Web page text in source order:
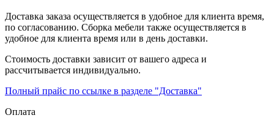
Доставка заказа осуществляется в удобное для клиента время,
по согласованию. Сборка мебели также осуществляется в
удобное для клиента время или в день доставки.
Стоимость доставки зависит от вашего адреса и
рассчитывается индивидуально.
Полный прайс по ссылке в разделе "Доставка"
Оплата